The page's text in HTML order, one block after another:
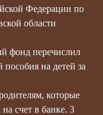
Федерации по
области
фонд перечислил
на детей за
которые
счет в банке. 3